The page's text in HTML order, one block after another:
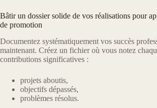
Bâtir un dossier solide de vos réalisations pour
de promotion
Documentez systématiquement vos succès
maintenant. Créez un fichier où vous notez
contributions significatives :
projets aboutis,
objectifs dépassés,
problèmes résolus.